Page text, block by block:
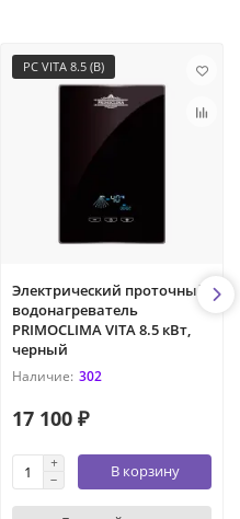
PC VITA 8.5 (B)
Электрический проточный
водонагреватель
PRIMOCLIMA VITA 8.5 кВт,
черный
302
17 100 ₽
В корзину